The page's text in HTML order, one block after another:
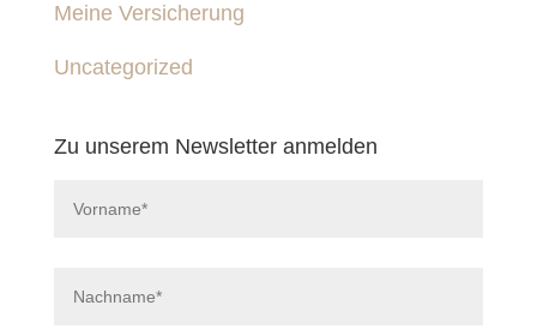
Meine Versicherung
Uncategorized
Zu unserem Newsletter anmelden